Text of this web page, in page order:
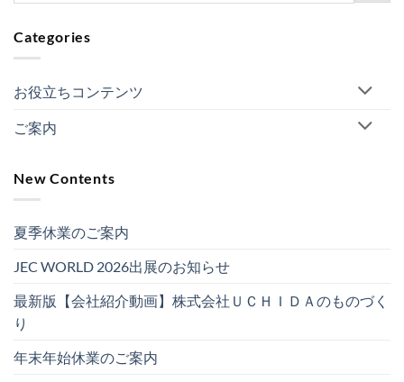
Categories
お役立ちコンテンツ
ご案内
New Contents
夏季休業のご案内
JEC WORLD 2026出展のお知らせ
最新版【会社紹介動画】株式会社ＵＣＨＩＤＡのものづく
り
年末年始休業のご案内